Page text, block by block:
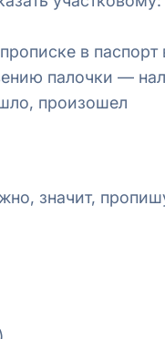
в паспорт
палочки —
произошел
значит,